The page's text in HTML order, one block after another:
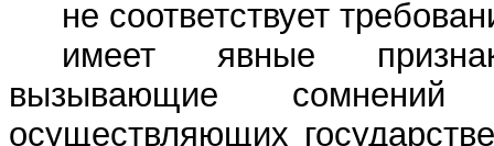
не соответствует
имеет явные
вызывающие сомнений
осуществляющих